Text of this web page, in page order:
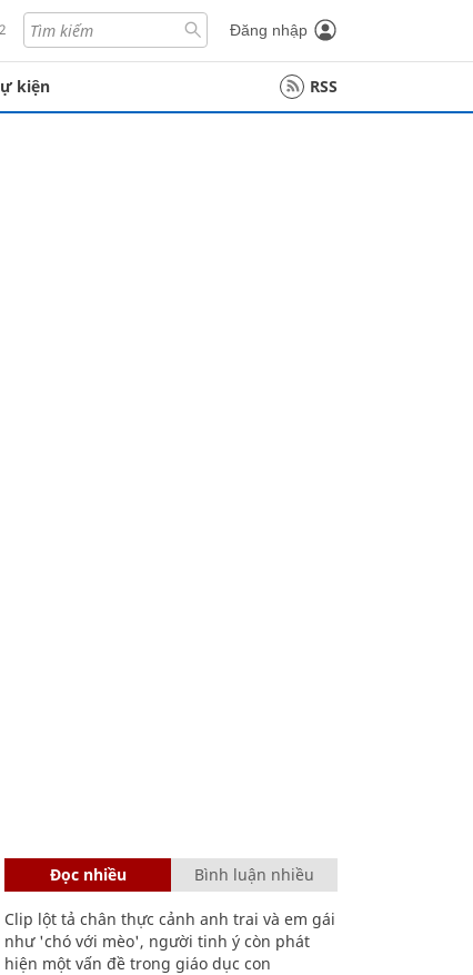
Đăng nhập
kiện RSS
Đọc nhiều Bình luận nhiều
Clip lột tả chân thực cảnh anh trai và em gái
như 'chó với mèo', người tinh ý còn phát
hiện một vấn đề trong giáo dục con